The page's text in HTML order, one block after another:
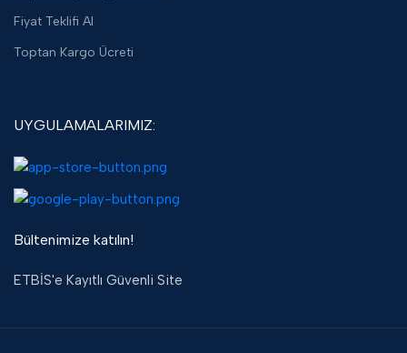
Fiyat Teklifi Al
Toptan Kargo Ücreti
UYGULAMALARIMIZ:
Bültenimize katılın!
ETBİS'e Kayıtlı Güvenli Site